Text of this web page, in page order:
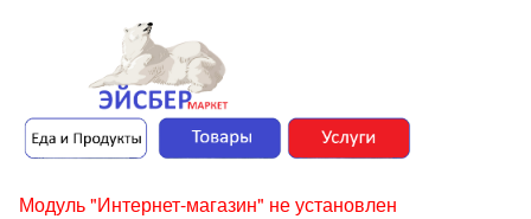
Модуль "Интернет-магазин" не установлен